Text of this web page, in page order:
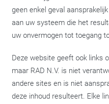
geen enkel geval
aan uw systeem die het
uw onvermogen tot toegang
Deze website geeft ook links
maar RAD N.V. is niet
andere sites en is niet
deze inhoud resulteert. Elke